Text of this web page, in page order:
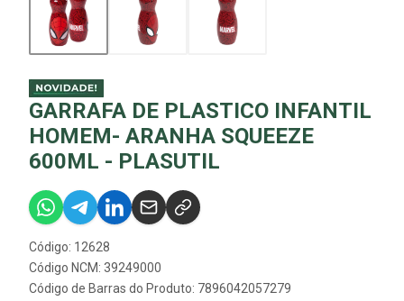
GARRAFA DE PLASTICO INFANTIL
HOMEM- ARANHA SQUEEZE
600ML - PLASUTIL
Código: 12628
Código NCM: 39249000
Código de Barras do Produto: 7896042057279